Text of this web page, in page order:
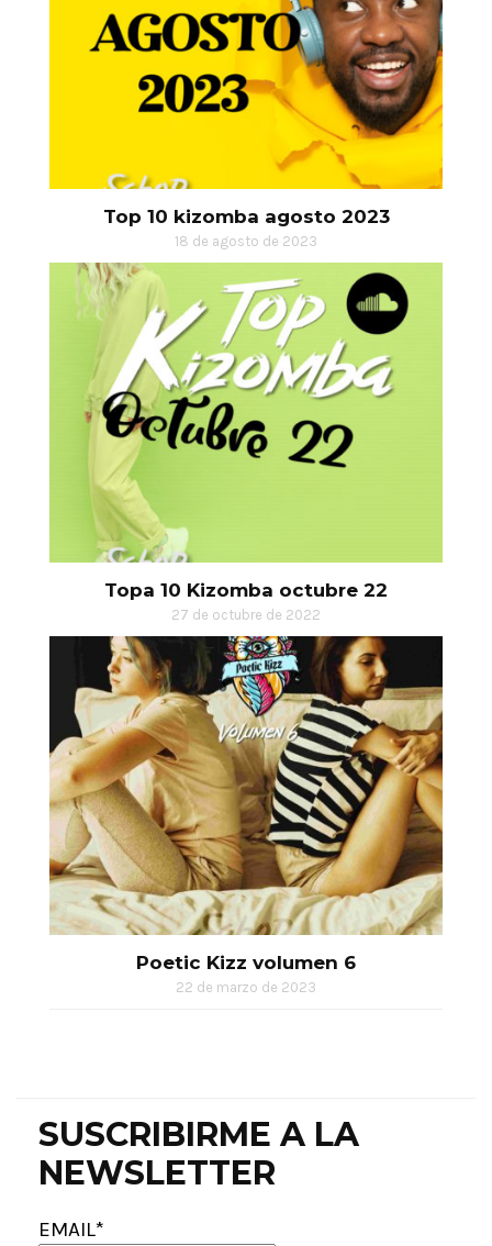
Top 10 kizomba agosto 2023
18 de agosto de 2023
Topa 10 Kizomba octubre 22
27 de octubre de 2022
Poetic Kizz volumen 6
22 de marzo de 2023
SUSCRIBIRME A LA
NEWSLETTER
EMAIL*